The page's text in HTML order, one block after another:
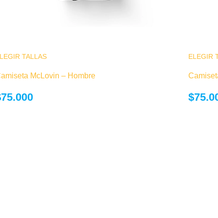
TALLASEste producto tiene múltiples variantes. Las
producto
McLovin – Hombre
75.000
ELEGIR
$